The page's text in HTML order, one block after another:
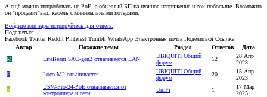
А ещё можно попробовать не РоЕ, а обычный БП на нужное напряжение и ток побольше. Возможно
он "продавит"ваш кабель с минимальными потерями.
Войдите или зарегистрируйтесь для ответа.
Поделиться:
Facebook Twitter Reddit Pinterest Tumblr WhatsApp Электронная почта Поделиться Ссылка
Автор
Похожие темы Раздел Ответов
Дата
M
LiteBeam 5AC-gen2 отваливается LAN
UBIQUITI Общий
форум
12
28 Апр
2023
F
Loco M2 отваливается
UBIQUITI Общий
форум
20
15 Апр
2023
S
USW-Pro-24-PoE отваливается от
контроллера и сети
UniFi 1
17 Мар
2023